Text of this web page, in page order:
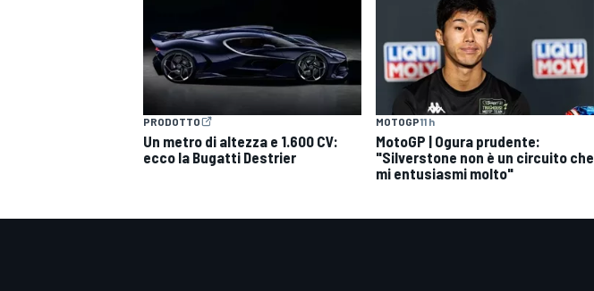
PRODOTTO
Un metro di altezza e 1.600 CV:
ecco la Bugatti Destrier
MOTOGP11 h
MotoGP | Ogura prudente:
"Silverstone non è un circuito che
mi entusiasmi molto"